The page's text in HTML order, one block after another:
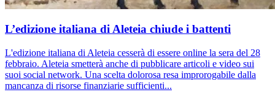
L’edizione italiana di Aleteia chiude i battenti
L'edizione italiana di Aleteia cesserà di essere online la sera del 28
febbraio. Aleteia smetterà anche di pubblicare articoli e video sui
suoi social network. Una scelta dolorosa resa improrogabile dalla
mancanza di risorse finanziarie sufficienti...